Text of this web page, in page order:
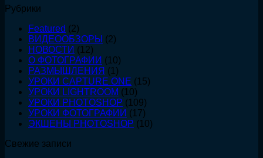
сделал
Рубрики
Featured (2)
ВИДЕООБЗОРЫ (2)
НОВОСТИ (12)
О ФОТОГРАФИИ (10)
РАЗМЫШЛЕНИЯ (1)
УРОКИ CAPTURE ONE (15)
УРОКИ LIGHTROOM (10)
УРОКИ PHOTOSHOP (109)
УРОКИ ФОТОГРАФИИ (17)
ЭКШЕНЫ PHOTOSHOP (10)
Свежие записи